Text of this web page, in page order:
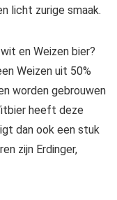
licht zurige smaak.
en Weizen bier?
Weizen uit 50%
worden gebrouwen
heeft deze
dan ook een stuk
zijn Erdinger,